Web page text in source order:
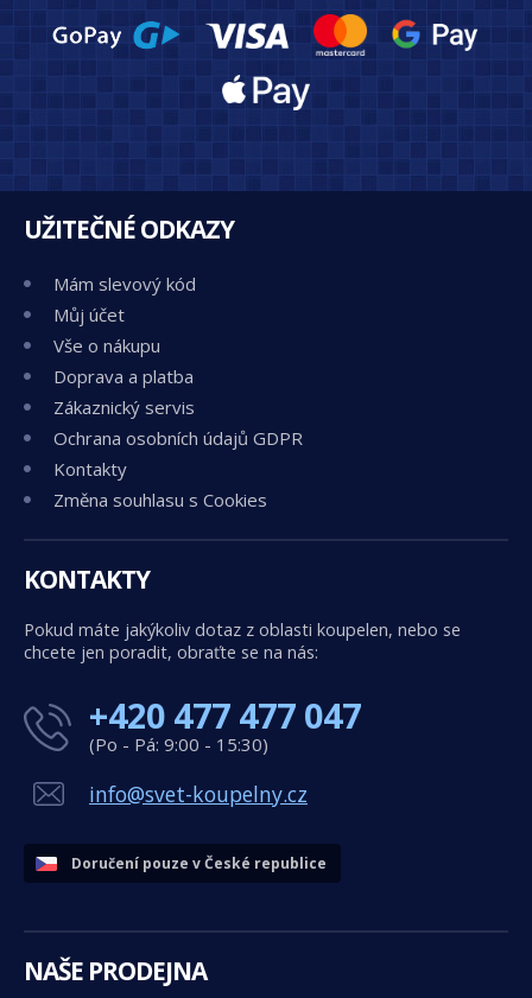
UŽITEČNÉ ODKAZY
Mám slevový kód
Můj účet
Vše o nákupu
Doprava a platba
Zákaznický servis
Ochrana osobních údajů GDPR
Kontakty
Změna souhlasu s Cookies
KONTAKTY
Pokud máte jakýkoliv dotaz z oblasti koupelen, nebo se
chcete jen poradit, obraťte se na nás:
+420 477 477 047
(Po - Pá: 9:00 - 15:30)
info@svet-koupelny.cz
Doručení pouze v České republice
NAŠE PRODEJNA